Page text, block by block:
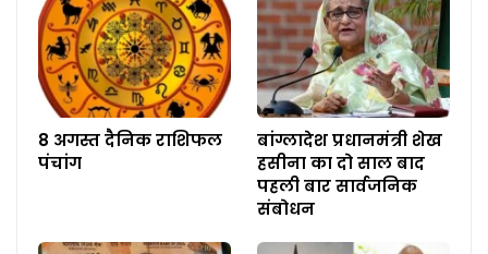
8 अगस्त दैनिक राशिफल
पंचांग
बांग्लादेश प्रधानमंत्री शेख
हसीना का दो साल बाद
पहली बार सार्वजनिक
संबोधन